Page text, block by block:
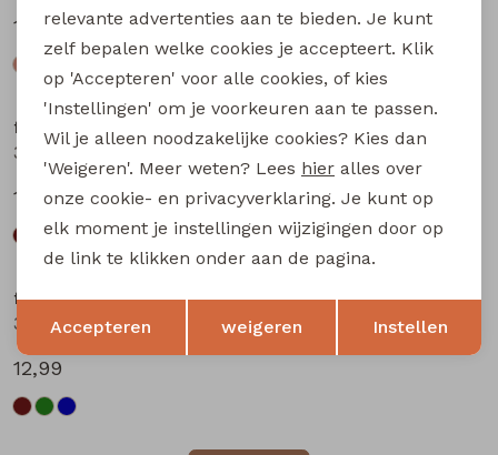
12,99
12,99
flinq newborn
3312201 W20304 baby jongens lange broek Bruin
12,99
flinq newborn
12,99
flinq newborn
3312201 W20304 baby jongens lange broek Marine
12,99
Terug Opslaan
relevante advertenties aan te bieden. Je kunt
zelf bepalen welke cookies je accepteert. Klik
op 'Accepteren' voor alle cookies, of kies
'Instellingen' om je voorkeuren aan te passen.
Wil je alleen noodzakelijke cookies? Kies dan
'Weigeren'. Meer weten? Lees hier alles over
onze cookie- en privacyverklaring. Je kunt op
elk moment je instellingen wijzigingen door op
de link te klikken onder aan de pagina.
Accepteren weigeren Instellen